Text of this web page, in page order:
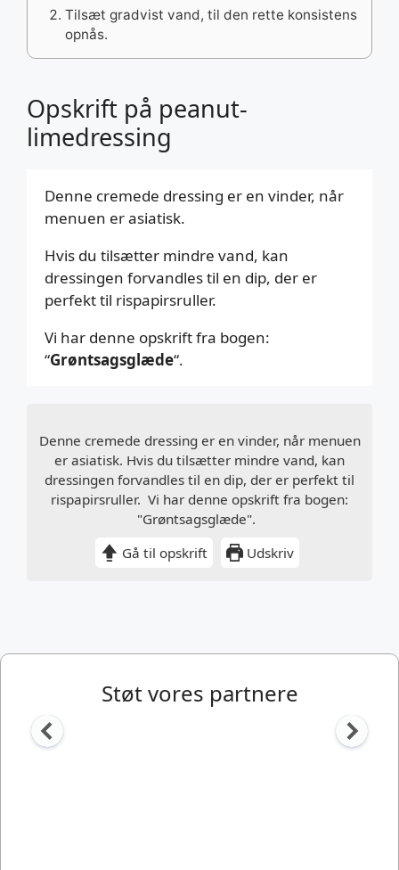
Denne cremede dressing er en vinder, når menuen
er asiatisk. Hvis du tilsætter mindre vand, kan
dressingen forvandles til en dip, der er perfekt til
rispapirsruller. Vi har denne opskrift fra bogen:
"Grøntsagsglæde".
Gå til opskrift
Udskriv
Opskrift på peanut-
limedressing
Denne cremede dressing er en vinder, når
menuen er asiatisk.
Hvis du tilsætter mindre vand, kan
dressingen forvandles til en dip, der er
perfekt til rispapirsruller.
Vi har denne opskrift fra bogen:
“Grøntsagsglæde“.
Tilsæt gradvist vand, til den rette konsistens
opnås.
Støt vores partnere